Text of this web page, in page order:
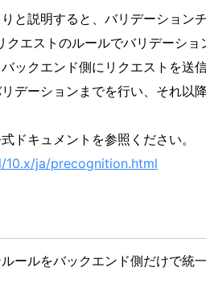
と説明すると、バリデーション
エストのルールでバリデーショ
ックエンド側にリクエストを送
デーションまでを行い、それ以
ドキュメントを参照ください。
ja/precognition.html
ールをバックエンド側だけで統